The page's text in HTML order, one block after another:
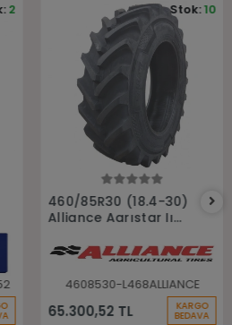
2
Sepete Ekle
460/85R30 (18.4-30)
Alliance Agrıstar Iı
Traktör lastiği
4608530-L468ALLIANCE
65.300,52 TL KARGO
BEDAVA
Stok:10